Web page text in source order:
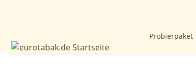
Probierpaket